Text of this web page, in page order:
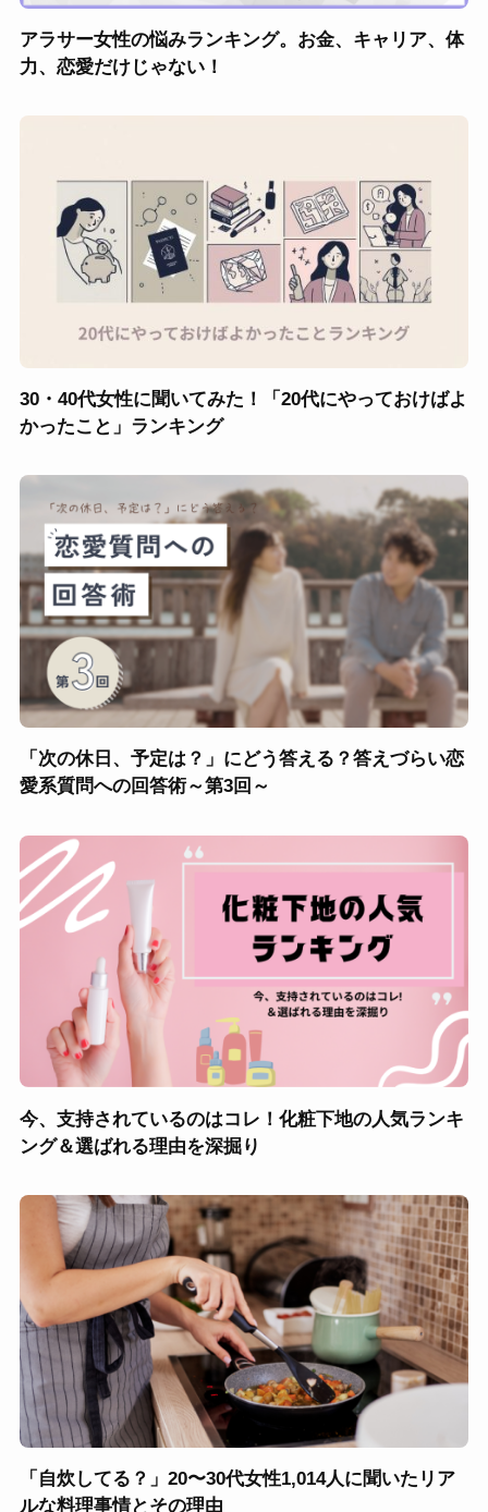
アラサー女性の悩みランキング。お金、キャリア、体
力、恋愛だけじゃない！
30・40代女性に聞いてみた！「20代にやっておけばよ
かったこと」ランキング
「次の休日、予定は？」にどう答える？答えづらい恋
愛系質問への回答術～第3回～
今、支持されているのはコレ！化粧下地の人気ランキ
ング＆選ばれる理由を深掘り
「自炊してる？」20〜30代女性1,014人に聞いたリア
ルな料理事情とその理由